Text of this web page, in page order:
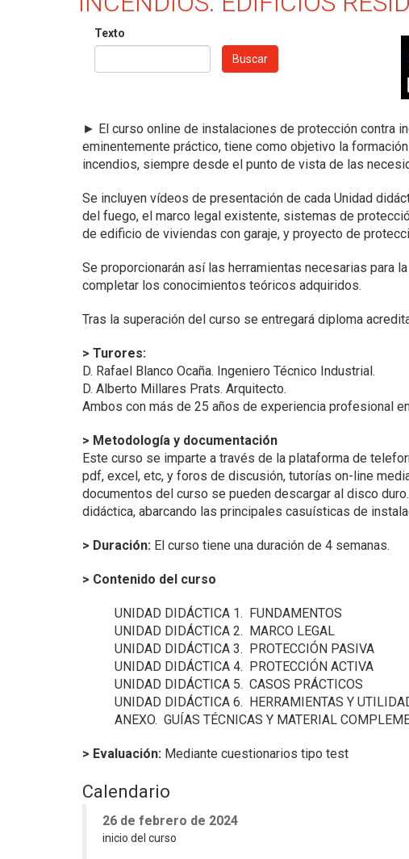
Texto
Buscar
► El curso online de instalaciones de protección contra
eminentemente práctico, tiene como objetivo la
incendios, siempre desde el punto de vista de las
Se incluyen vídeos de presentación de cada Unidad
del fuego, el marco legal existente, sistemas de
de edificio de viviendas con garaje, y proyecto de
Se proporcionarán así las herramientas necesarias para
completar los conocimientos teóricos adquiridos.
Tras la superación del curso se entregará diploma
> Turores:
D. Rafael Blanco Ocaña. Ingeniero Técnico Industrial.
D. Alberto Millares Prats. Arquitecto.
Ambos con más de 25 años de experiencia profesional
> Metodología y documentación
Este curso se imparte a través de la plataforma de
pdf, excel, etc, y foros de discusión, tutorías on-line
documentos del curso se pueden descargar al disco
didáctica, abarcando las principales casuísticas de
> Duración: El curso tiene una duración de 4 semanas.
> Contenido del curso
UNIDAD DIDÁCTICA 1. FUNDAMENTOS
UNIDAD DIDÁCTICA 2. MARCO LEGAL
UNIDAD DIDÁCTICA 3. PROTECCIÓN PASIVA
UNIDAD DIDÁCTICA 4. PROTECCIÓN ACTIVA
UNIDAD DIDÁCTICA 5. CASOS PRÁCTICOS
UNIDAD DIDÁCTICA 6. HERRAMIENTAS Y
ANEXO. GUÍAS TÉCNICAS Y MATERIAL
> Evaluación: Mediante cuestionarios tipo test
Calendario
26 de febrero de 2024
inicio del curso